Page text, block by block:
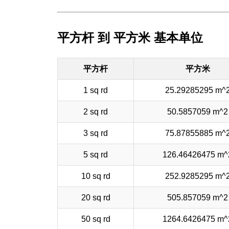
平方杆 到 平方米 基本单位
平方杆 平方米
1 sq rd 25.29285295
2 sq rd 50.5857059 m^2
3 sq rd 75.87855885
5 sq rd 126.46426475
10 sq rd 252.9285295
20 sq rd 505.857059 m^2
50 sq rd 1264.6426475